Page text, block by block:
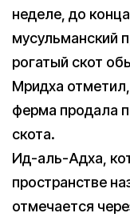
неделе, до
мусульманский
рогатый скот
Мридха
ферма продала
скота.
Ид-аль-Адха,
пространстве
отмечается